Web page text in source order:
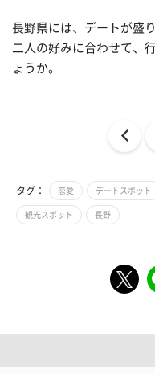
長野県には、デートが盛
二人の好みに合わせて、
ょうか。
タグ： 恋愛 デートスポット
観光スポット 長野